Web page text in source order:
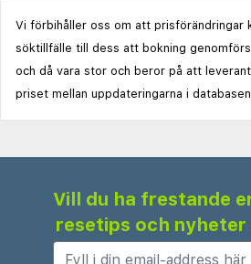
Vi förbihåller oss om att prisförändringar
söktillfälle till dess att bokning
och då vara stor och beror på att
priset mellan uppdateringarna i
Vill du ha frestande
resetips och